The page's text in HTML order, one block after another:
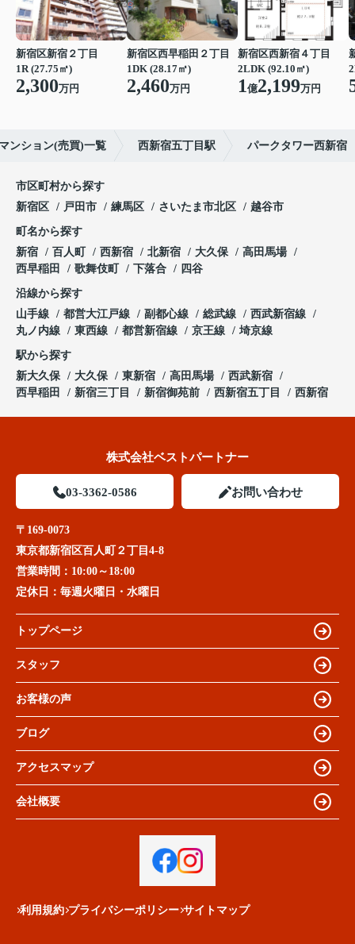
新宿区新宿２丁目
1R (27.75㎡)
2,300万円
新宿区西早稲田２丁目
1DK (28.17㎡)
2,460万円
新宿区西新宿４丁目
2LDK (92.10㎡)
1億2,199万円
ンション(売買)一覧 西新宿五丁目駅 パークタワー西新宿
市区町村から探す
新宿区
戸田市 練馬区 さいたま市北区 越谷市
町名から探す
新宿
百人町 西新宿 北新宿 大久保
高田馬場
西早稲田
歌舞伎町 下落合 四谷
沿線から探す
山手線
都営大江戸線 副都心線 総武線
西武新宿線
丸ノ内線
東西線 都営新宿線 京王線 埼京線
駅から探す
新大久保
大久保 東新宿 高田馬場
西武新宿
西早稲田
新宿三丁目 新宿御苑前 西新宿五丁目 西新宿
株式会社ベストパートナー
03-3362-0586 お問い合わせ
〒169-0073
東京都新宿区百人町２丁目4-8
営業時間： 10:00～18:00
定休日： 毎週火曜日・水曜日
トップページ
スタッフ
お客様の声
ブログ
アクセスマップ
会社概要
利用規約 プライバシーポリシー サイトマップ